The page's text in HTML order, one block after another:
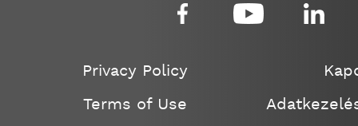
Privacy Policy
Terms of Use